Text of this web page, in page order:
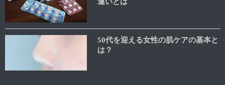
50代を迎える女性の肌ケアの基本と
は？